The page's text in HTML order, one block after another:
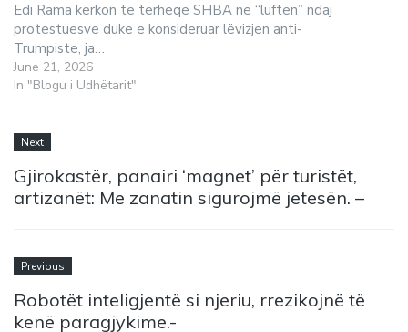
Edi Rama kërkon të tërheqë SHBA në “luftën” ndaj
protestuesve duke e konsideruar lëvizjen anti-
Trumpiste, ja…
June 21, 2026
In "Blogu i Udhëtarit"
Next
Gjirokastër, panairi ‘magnet’ për turistët,
artizanët: Me zanatin sigurojmë jetesën. –
Previous
Robotët inteligjentë si njeriu, rrezikojnë të
kenë paragjykime.-